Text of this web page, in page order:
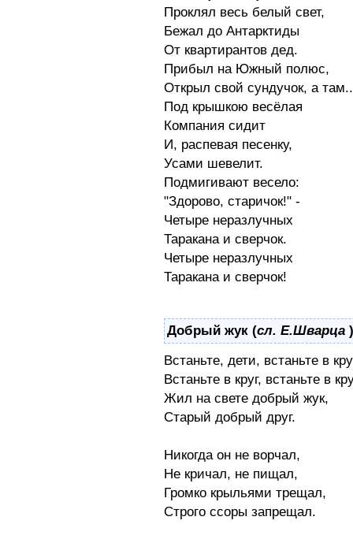
Проклял весь белый свет,
Бежал до Антарктиды
От квартирантов дед.
Прибыл на Южный полюс,
Открыл свой сундучок, а
Под крышкою весёлая
Компания сидит
И, распевая песенку,
Усами шевелит.
Подмигивают весело:
"Здорово, старичок!" -
Четыре неразлучных
Таракана и сверчок.
Четыре неразлучных
Таракана и сверчок!
Добрый жук (сл. Е.Шварца )
Встаньте, дети, встаньте в
Встаньте в круг, встаньте в
Жил на свете добрый жук,
Старый добрый друг.
Никогда он не ворчал,
Не кричал, не пищал,
Громко крыльями трещал,
Строго ссоры запрещал.